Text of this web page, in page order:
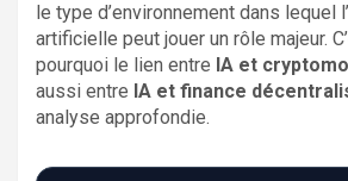
le type d’environnement dans lequel
artificielle peut jouer un rôle majeur.
pourquoi le lien entre IA et
aussi entre IA et finance
analyse approfondie.